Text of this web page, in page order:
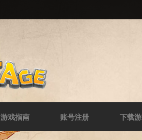
游戏指南 账号注册 下载